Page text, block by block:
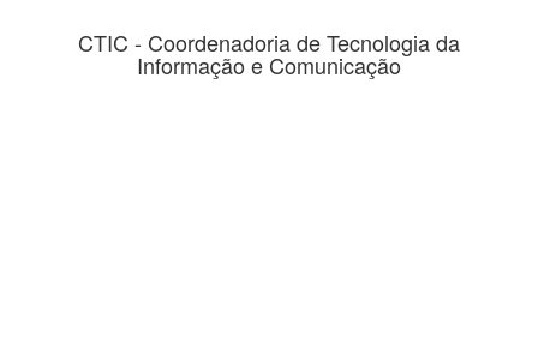
CTIC - Coordenadoria de Tecnologia da
Informação e Comunicação